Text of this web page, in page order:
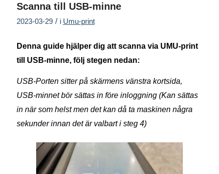
Scanna till USB-minne
2023-03-29 / i Umu-print
Denna guide hjälper dig att scanna via UMU-print
till USB-minne, följ stegen nedan:
USB-Porten sitter på skärmens vänstra kortsida,
USB-minnet bör sättas in före inloggning (Kan sättas
in när som helst men det kan då ta maskinen några
sekunder innan det är valbart i steg 4)